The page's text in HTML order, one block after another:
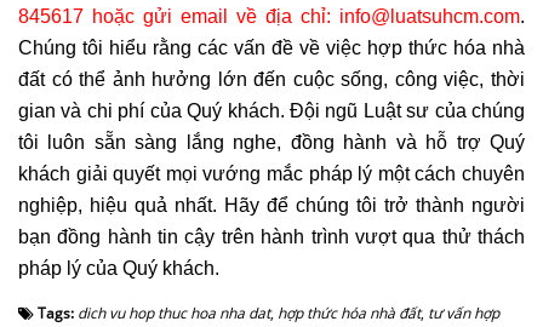
845617 hoặc gửi email về địa chỉ: info@luatsuhcm.com.
Chúng tôi hiểu rằng các vấn đề về việc hợp thức hóa nhà
đất có thể ảnh hưởng lớn đến cuộc sống, công việc, thời
gian và chi phí của Quý khách. Đội ngũ Luật sư của chúng
tôi luôn sẵn sàng lắng nghe, đồng hành và hỗ trợ Quý
khách giải quyết mọi vướng mắc pháp lý một cách chuyên
nghiệp, hiệu quả nhất. Hãy để chúng tôi trở thành người
bạn đồng hành tin cậy trên hành trình vượt qua thử thách
pháp lý của Quý khách.
Tags: dich vu hop thuc hoa nha dat, hợp thức hóa nhà đất, tư vấn hợp